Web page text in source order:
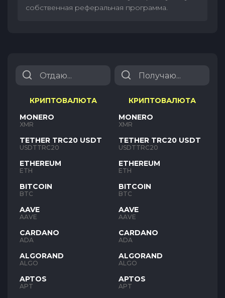
собственная реферальная программа.
КРИПТОВАЛЮТА
MONERO
XMR
TETHER TRC20 USDT
USDTTRC20
ETHEREUM
ETH
BITCOIN
BTC
AAVE
AAVE
CARDANO
ADA
ALGORAND
ALGO
APTOS
APT
КРИПТОВАЛЮТА
MONERO
XMR
TETHER TRC20 USDT
USDTTRC20
ETHEREUM
ETH
BITCOIN
BTC
AAVE
AAVE
CARDANO
ADA
ALGORAND
ALGO
APTOS
APT